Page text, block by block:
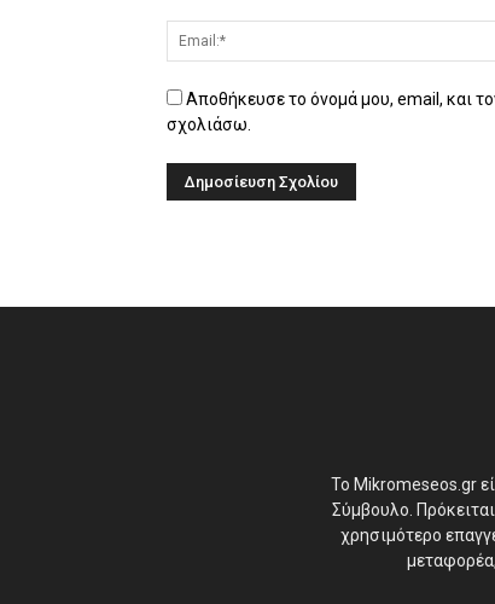
Αποθήκευσε το όνομά μου, email, και
σχολιάσω.
Το Mikromeseos.gr
Σύμβουλο.
χρησιμότερο